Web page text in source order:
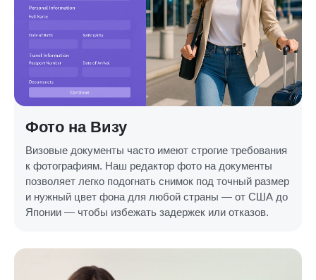
Фото на Визу
Визовые документы часто имеют строгие требования
к фотографиям. Наш редактор фото на документы
позволяет легко подогнать снимок под точный размер
и нужный цвет фона для любой страны — от США до
Японии — чтобы избежать задержек или отказов.